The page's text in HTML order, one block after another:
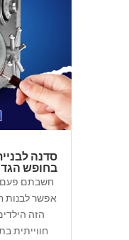
סדנה
בחופש
חשבתם פעם
אפשר לבנות
הזה
חווייתית